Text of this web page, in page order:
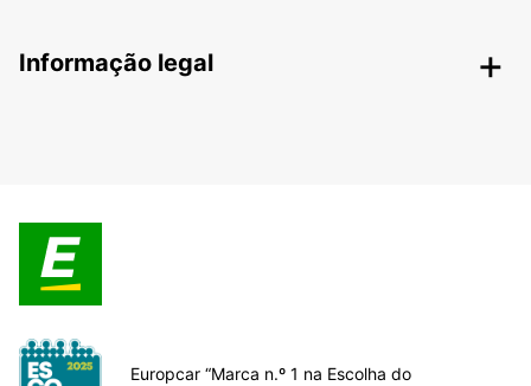
Informação legal
Europcar “Marca n.º 1 na Escolha do